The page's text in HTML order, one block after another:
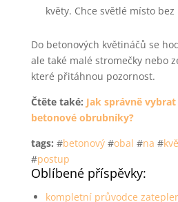
květy. Chce světlé místo
Do betonových květináčů se
ale také malé stromečky nebo
které přitáhnou pozornost.
Čtěte také: Jak správně
betonové obrubníky?
tags: #betonový#obal #na #
#postup
Oblíbené příspěvky:
kompletní průvodce